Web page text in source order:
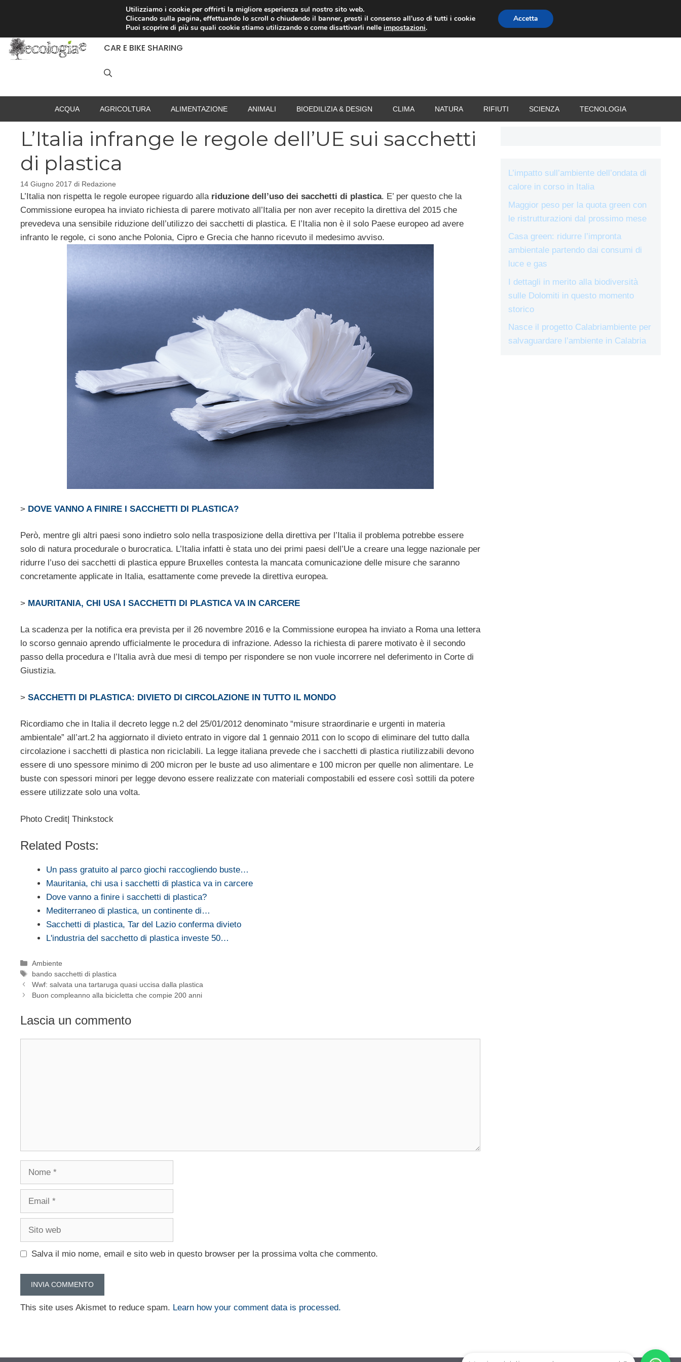
RACCOLTA DIFFERENZIATA RISPARMIO ENERGETICO SPESA TERMOVALORIZZATORI VACANZE
CAR E BIKE SHARING
ACQUA AGRICOLTURA ALIMENTAZIONE ANIMALI BIOEDILIZIA & DESIGN CLIMA NATURA RIFIUTI SCIENZA TECNOLOGIA
L’Italia infrange le regole dell’UE sui sacchetti
di plastica
14 Giugno 2017 di Redazione
L’Italia non rispetta le regole europee riguardo alla riduzione dell’uso dei sacchetti di plastica. E’ per questo che la
Commissione europea ha inviato richiesta di parere motivato all’Italia per non aver recepito la direttiva del 2015 che
prevedeva una sensibile riduzione dell’utilizzo dei sacchetti di plastica. E l’Italia non è il solo Paese europeo ad avere
infranto le regole, ci sono anche Polonia, Cipro e Grecia che hanno ricevuto il medesimo avviso.
> DOVE VANNO A FINIRE I SACCHETTI DI PLASTICA?
Però, mentre gli altri paesi sono indietro solo nella trasposizione della direttiva per l’Italia il problema potrebbe essere
solo di natura procedurale o burocratica. L’Italia infatti è stata uno dei primi paesi dell’Ue a creare una legge nazionale per
ridurre l’uso dei sacchetti di plastica eppure Bruxelles contesta la mancata comunicazione delle misure che saranno
concretamente applicate in Italia, esattamente come prevede la direttiva europea.
> MAURITANIA, CHI USA I SACCHETTI DI PLASTICA VA IN CARCERE
La scadenza per la notifica era prevista per il 26 novembre 2016 e la Commissione europea ha inviato a Roma una lettera
lo scorso gennaio aprendo ufficialmente le procedura di infrazione. Adesso la richiesta di parere motivato è il secondo
passo della procedura e l’Italia avrà due mesi di tempo per rispondere se non vuole incorrere nel deferimento in Corte di
Giustizia.
> SACCHETTI DI PLASTICA: DIVIETO DI CIRCOLAZIONE IN TUTTO IL MONDO
Ricordiamo che in Italia il decreto legge n.2 del 25/01/2012 denominato “misure straordinarie e urgenti in materia
ambientale” all’art.2 ha aggiornato il divieto entrato in vigore dal 1 gennaio 2011 con lo scopo di eliminare del tutto dalla
circolazione i sacchetti di plastica non riciclabili. La legge italiana prevede che i sacchetti di plastica riutilizzabili devono
essere di uno spessore minimo di 200 micron per le buste ad uso alimentare e 100 micron per quelle non alimentare. Le
buste con spessori minori per legge devono essere realizzate con materiali compostabili ed essere così sottili da potere
essere utilizzate solo una volta.
Photo Credit| Thinkstock
Related Posts:
Un pass gratuito al parco giochi raccogliendo buste…
Mauritania, chi usa i sacchetti di plastica va in carcere
Dove vanno a finire i sacchetti di plastica?
Mediterraneo di plastica, un continente di…
Sacchetti di plastica, Tar del Lazio conferma divieto
L'industria del sacchetto di plastica investe 50…
Categorie
Ambiente
Tag
bando sacchetti di plastica
Wwf: salvata una tartaruga quasi uccisa dalla plastica
Buon compleanno alla bicicletta che compie 200 anni
Lascia un commento
Nome
Email
Sito
Salva il mio nome, email e sito web in questo browser per la prossima volta che commento.
This site uses Akismet to reduce spam. Learn how your comment data is processed.
L’impatto sull’ambiente dell’ondata di
calore in corso in Italia
Maggior peso per la quota green con
le ristrutturazioni dal prossimo mese
Casa green: ridurre l’impronta
ambientale partendo dai consumi di
luce e gas
I dettagli in merito alla biodiversità
sulle Dolomiti in questo momento
storico
Nasce il progetto Calabriambiente per
salvaguardare l’ambiente in Calabria
Utilizziamo i cookie per offrirti la migliore esperienza sul nostro sito web.
Cliccando sulla pagina, effettuando lo scroll o chiudendo il banner, presti il consenso all’uso di tutti i cookie
Puoi scoprire di più su quali cookie stiamo utilizzando o come disattivarli nelleimpostazioni.
Accetta